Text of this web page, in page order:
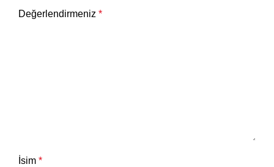
Değerlendirmeniz *
İsim *